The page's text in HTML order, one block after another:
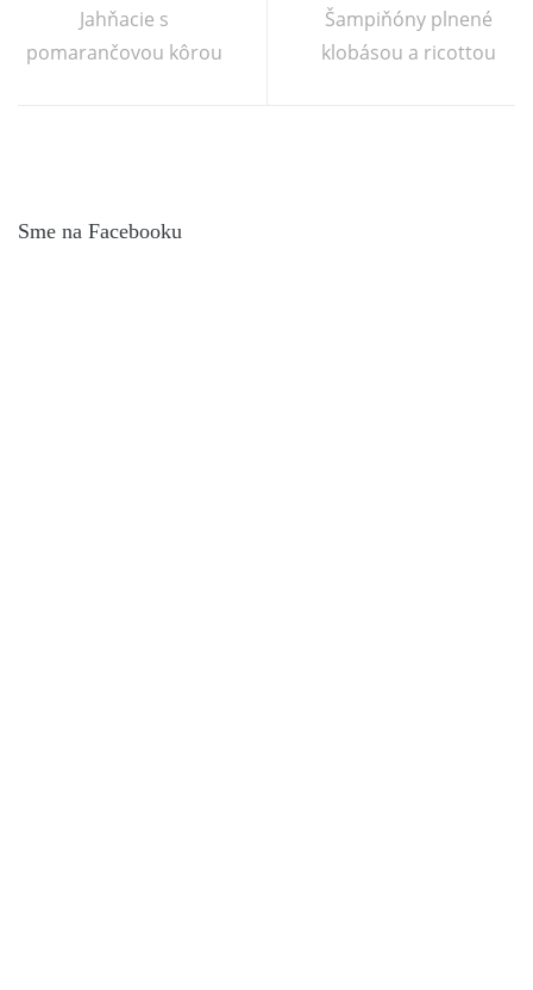
Jahňacie s
pomarančovou kôrou
Šampiňóny plnené
klobásou a ricottou
Sme na Facebooku